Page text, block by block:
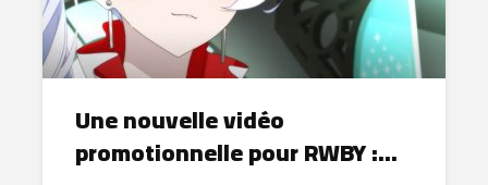
Une nouvelle vidéo
promotionnelle pour RWBY :...